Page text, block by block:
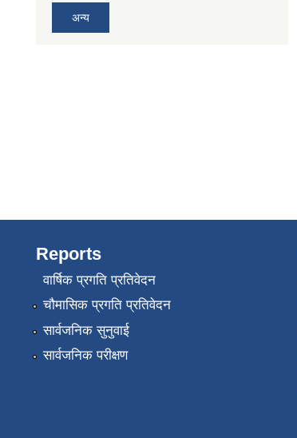
अन्य
Reports
वार्षिक प्रगति प्रतिवेदन
चौमासिक प्रगति प्रतिवेदन
सार्वजनिक सुनुवाई
सार्वजनिक परीक्षण